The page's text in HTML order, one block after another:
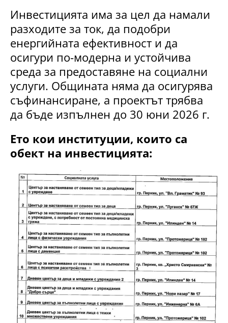
Инвестицията има за цел да намали
разходите за ток, да подобри
енергийната ефективност и да
осигури по-модерна и устойчива
среда за предоставяне на социални
услуги. Общината няма да осигурява
съфинансиране, а проектът трябва
да бъде изпълнен до 30 юни 2026 г.
Ето кои институции, които са
обект на инвестицията: